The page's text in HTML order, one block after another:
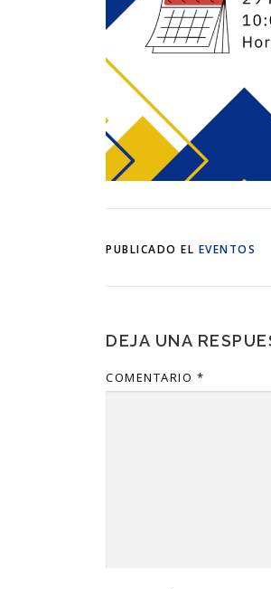
PUBLICADO EL EVENTOS
DEJA UNA
COMENTARIO *